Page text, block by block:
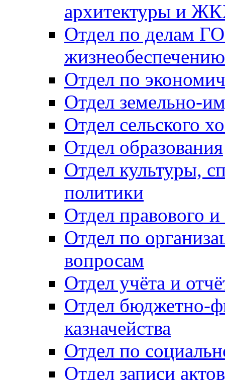
архитектуры и
Отдел по делам
Отдел по
Отдел земельно-
Отдел сельского
Отдел образования
Отдел культуры,
политики
Отдел правового
Отдел по
вопросам
Отдел учёта и
Отдел бюджетно-
казначейства
Отдел по
Отдел записи